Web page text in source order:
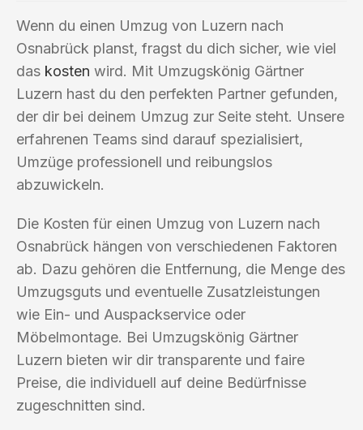
Wenn du einen Umzug von Luzern nach
Osnabrück planst, fragst du dich sicher, wie viel
das kosten wird. Mit Umzugskönig Gärtner
Luzern hast du den perfekten Partner gefunden,
der dir bei deinem Umzug zur Seite steht. Unsere
erfahrenen Teams sind darauf spezialisiert,
Umzüge professionell und reibungslos
abzuwickeln.
Die Kosten für einen Umzug von Luzern nach
Osnabrück hängen von verschiedenen Faktoren
ab. Dazu gehören die Entfernung, die Menge des
Umzugsguts und eventuelle Zusatzleistungen
wie Ein- und Auspackservice oder
Möbelmontage. Bei Umzugskönig Gärtner
Luzern bieten wir dir transparente und faire
Preise, die individuell auf deine Bedürfnisse
zugeschnitten sind.